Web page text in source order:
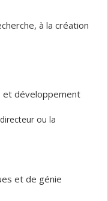
à la création
et développement
ou la
et de génie